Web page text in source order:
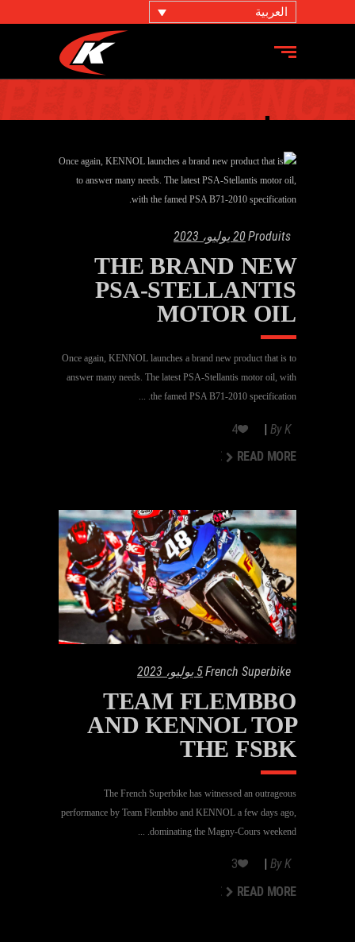
العربية
يوليو 2023
Produits20 يوليو، 2023
THE BRAND NEW
PSA-STELLANTIS
MOTOR OIL
Once again, KENNOL launches a brand new product that is to
answer many needs. The latest PSA-Stellantis motor oil, with
the famed PSA B71-2010 specification.
ByK
4
READ MORE
READ MORE
French Superbike5 يوليو، 2023
TEAM FLEMBBO
AND KENNOL TOP
THE FSBK
The French Superbike has witnessed an outrageous
performance by Team Flembbo and KENNOL a few days ago,
dominating the Magny-Cours weekend.
ByK
3
READ MORE
READ MORE